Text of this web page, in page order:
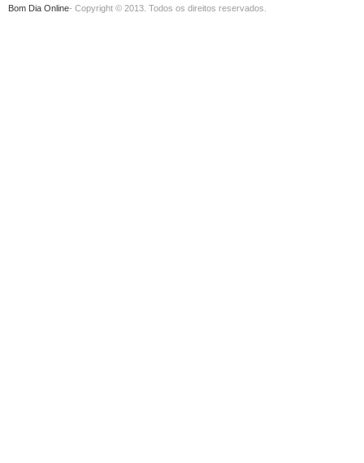
Bom Dia Online- Copyright © 2013. Todos os direitos reservados.